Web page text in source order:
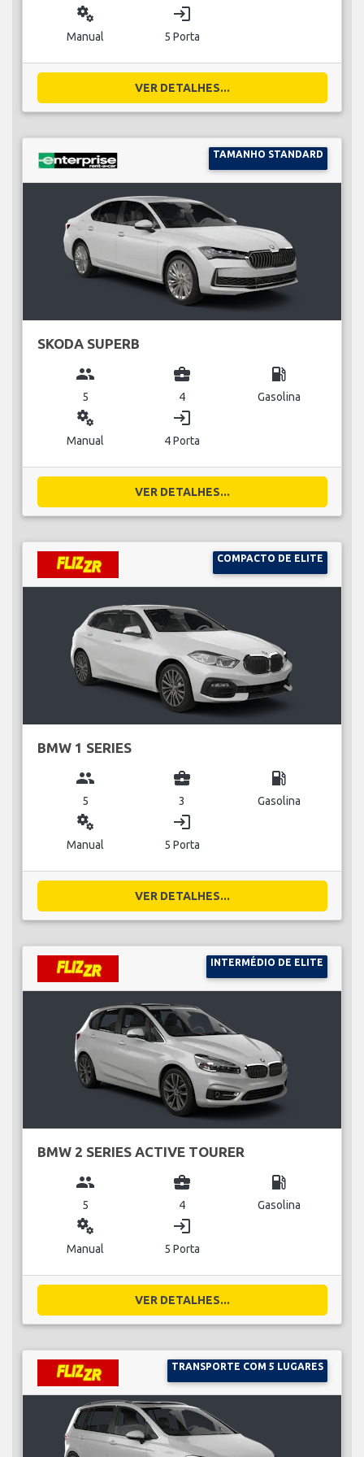
miscellaneous_services
Manual
login
5 Porta
VER DETALHES...
TAMANHO STANDARD
SKODA SUPERB
group
5
business_center
4
local_gas_station
Gasolina
miscellaneous_services
Manual
login
4 Porta
VER DETALHES...
COMPACTO DE ELITE
BMW 1 SERIES
group
5
business_center
3
local_gas_station
Gasolina
miscellaneous_services
Manual
login
5 Porta
VER DETALHES...
INTERMÉDIO DE ELITE
BMW 2 SERIES ACTIVE TOURER
group
5
business_center
4
local_gas_station
Gasolina
miscellaneous_services
Manual
login
5 Porta
VER DETALHES...
TRANSPORTE COM 5 LUGARES